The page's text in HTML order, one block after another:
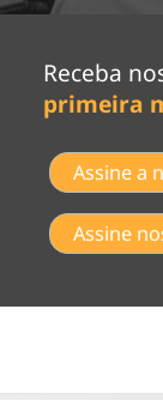
Receba
primeira
Assine a
Assine